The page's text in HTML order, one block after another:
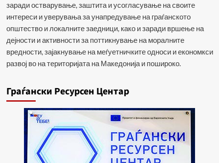
заради остварување, заштита и усогласување на своите
интереси и уверувања за унапредување на граѓанското
општество и локалните заедници, како и заради вршење на
дејности и активности за поттикнување на моралните
вредности, зајакнување на меѓуетничките односи и економкси
развој во на територијата на Македонија и пошироко.
Граѓански Ресурсен Центар